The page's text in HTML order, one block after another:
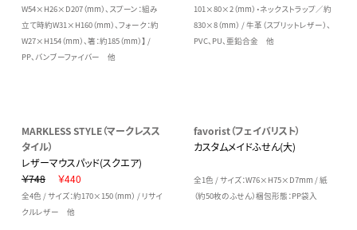
W54×H26×D207（mm）、スプーン：組み
立て時約W31×H160（mm）、フォーク：約
W27×H154（mm）、箸：約185（mm）】 /
PP、バンブーファイバー 他
101×80×2（mm）・ネックストラップ／約
830×8（mm） / 牛革（スプリットレザー）、
PVC、PU、亜鉛合金 他
MARKLESS STYLE（マークレスス
タイル）
レザーマウスパッド(スクエア)
￥748
￥440
全4色 / サイズ：約170×150（mm） / リサイ
クルレザー 他
favorist（フェイバリスト）
カスタムメイドふせん(大)
全1色 / サイズ：W76×H75×D7mm / 紙
（約50枚のふせん）梱包形態：PP袋入